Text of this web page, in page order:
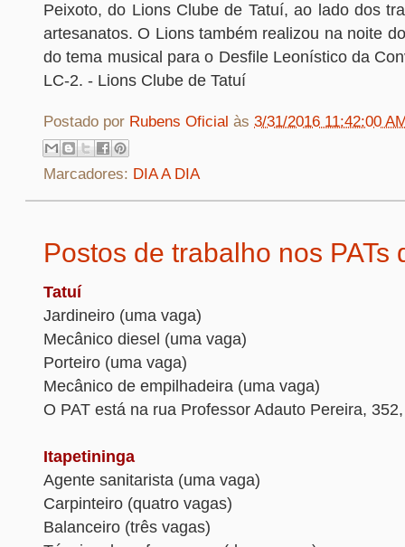
Peixoto, do Lions Clube de Tatuí, ao lado dos
artesanatos. O Lions também realizou na noite
do tema musical para o Desfile Leonístico da
LC-2. - Lions Clube de Tatuí
Postado por Rubens Oficial às 3/31/2016 11:42:00
Marcadores: DIA A DIA
Postos de trabalho nos PATs
Tatuí
Jardineiro (uma vaga)
Mecânico diesel (uma vaga)
Porteiro (uma vaga)
Mecânico de empilhadeira (uma vaga)
O PAT está na rua Professor Adauto Pereira,
Itapetininga
Agente sanitarista (uma vaga)
Carpinteiro (quatro vagas)
Balanceiro (três vagas)